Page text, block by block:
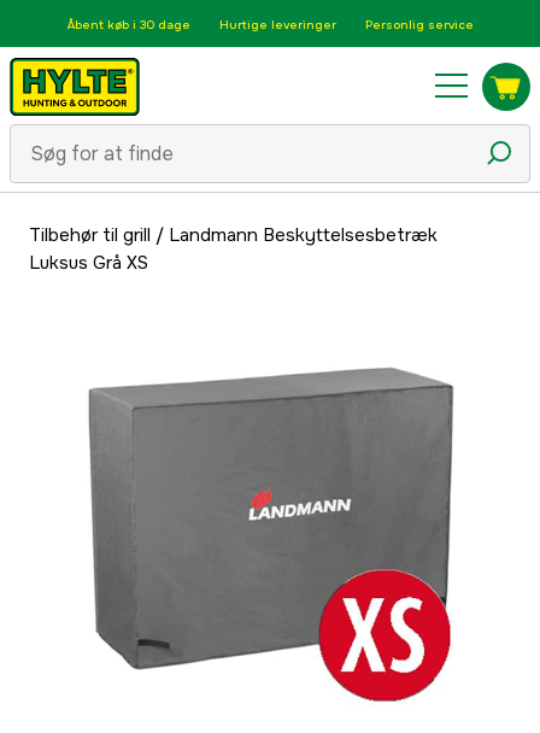
Åbent køb i 30 dage Hurtige leveringer Personlig service
Tilbehør til grill / Landmann Beskyttelsesbetræk
Luksus Grå XS